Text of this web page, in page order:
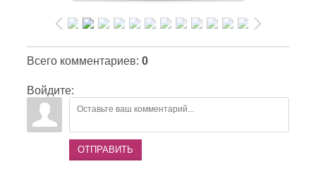
Всего комментариев: 0
Войдите:
ОТПРАВИТЬ